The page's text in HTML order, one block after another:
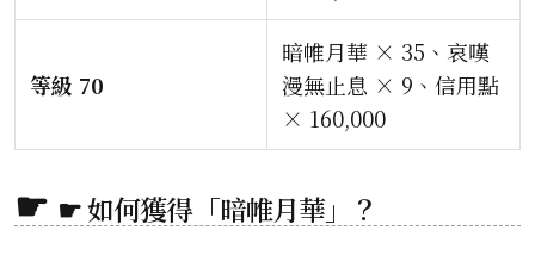
等級 70
暗帷月華 × 35、哀嘆
漫無止息 × 9、信用點
× 160,000
☛ 如何獲得「暗帷月華」？